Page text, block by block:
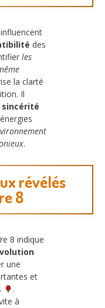
des
les
la clarté
Il
.
révélés
8
8 indique
une
et
.
à